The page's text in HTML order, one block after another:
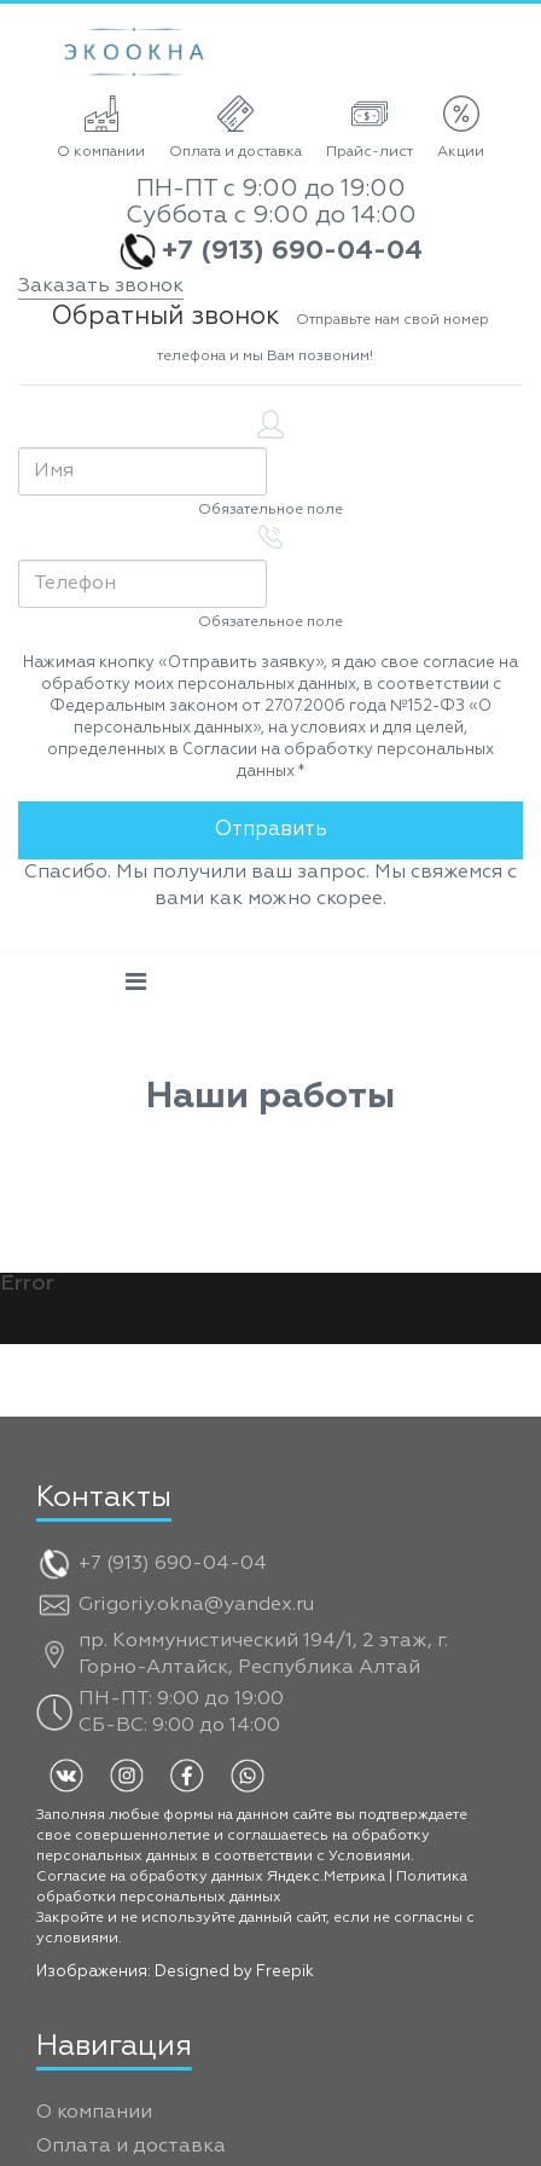
О компании Оплата и доставка Прайс-лист Акции
ПН-ПТ с 9:00 до 19:00
Суббота с 9:00 до 14:00
+7 (913) 690-04-04
Заказать звонок
Обратный звонок Отправьте нам свой номер
телефона и мы Вам позвоним!
Обязательное поле
Обязательное поле
Нажимая кнопку «Отправить заявку», я даю свое согласие на
обработку моих персональных данных, в соответствии с
Федеральным законом от 27.07.2006 года №152-ФЗ «О
персональных данных», на условиях и для целей,
определенных в Согласии на обработку персональных
данных *
Спасибо. Мы получили ваш запрос. Мы свяжемся с
вами как можно скорее.
Наши работы
Error
Контакты
+7 (913) 690-04-04
Grigoriy.okna@yandex.ru
пр. Коммунистический 194/1, 2 этаж, г.
Горно-Алтайск, Республика Алтай
ПН-ПТ: 9:00 до 19:00
СБ-ВС: 9:00 до 14:00
Заполняя любые формы на данном сайте вы подтверждаете
свое совершеннолетие и соглашаетесь на обработку
персональных данных в соответствии с Условиями.
Согласие на обработку данных Яндекс.Метрика
Политика
обработки персональных данных
Закройте и не используйте данный сайт, если не согласны с
условиями.
Изображения: Designed by Freepik
Навигация
О компании
Оплата и доставка